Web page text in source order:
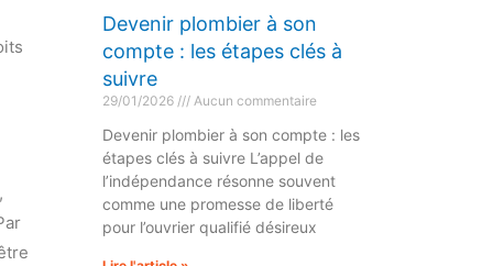
Devenir plombier à son
compte : les étapes clés à
suivre
29/01/2026 Aucun commentaire
Devenir plombier à son compte : les
étapes clés à suivre L’appel de
l’indépendance résonne souvent
comme une promesse de liberté
pour l’ouvrier qualifié désireux